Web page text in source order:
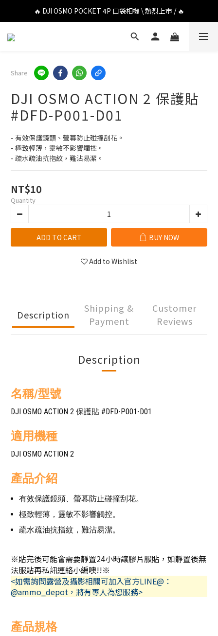
🔥 DJI OSMO POCKET 4P 口袋相機 \ 熱烈上市 / 🔥
🔥 DJI OSMO POCKET 4P 口袋相機 \ 熱烈上市 / 🔥
🔥 Insta360 Luna Ultra 雲台相機 \ 熱烈上市 / 🔥
🔥 DJI OSMO POCKET 4P 口袋相機 \ 熱烈上市 / 🔥
Share
DJI OSMO ACTION 2 保護貼
#DFD-P001-D01
- 有效保護鏡頭、螢幕防止碰撞刮花。
- 極致輕薄，靈敏不影響觸控。
- 疏水疏油抗指紋，難沾易潔。
NT$10
Quantity
ADD TO CART BUY NOW
Add to Wishlist
Description
Shipping &
Payment
Customer
Reviews
Description
名稱/型號
DJI OSMO ACTION 2 保護貼 #DFD-P001-D01
適用機種
DJI OSMO ACTION 2
產品介紹
有效保護鏡頭、螢幕防止碰撞刮花。
極致輕薄，靈敏不影響觸控。
疏水疏油抗指紋，難沾易潔。
※貼完後可能會需要靜置24小時讓膠片服貼，如靜置後無
法服貼再私訊連絡小編噢!!※
<如需詢問露營及攝影相關可加入官方LINE@：
@ammo_depot，將有專人為您服務>
產品規格